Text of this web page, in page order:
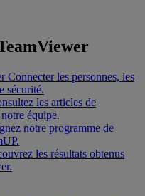
Connecter les personnes, les
sécurité.
les articles de
équipe.
notre programme de
les résultats obtenus